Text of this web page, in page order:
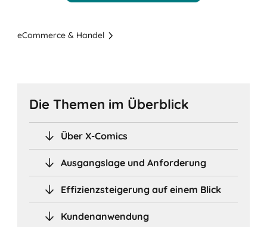
eCommerce & Handel
Die Themen im Überblick
Über X-Comics
Ausgangslage und Anforderung
Effizienzsteigerung auf einem Blick
Kundenanwendung